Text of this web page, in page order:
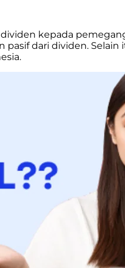
kepada
pasif dari dividen. Selain